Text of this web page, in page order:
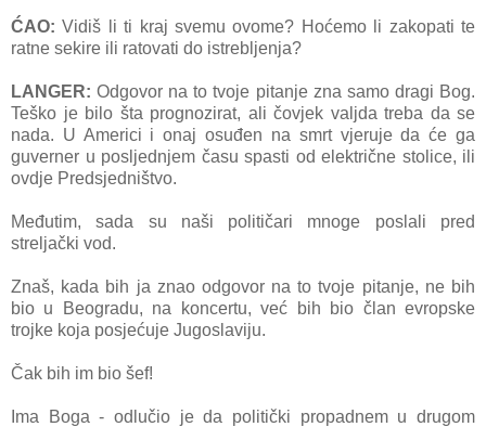
ĆAO: Vidiš li ti kraj svemu ovome? Hoćemo li zakopati te
ratne sekire ili ratovati do istrebljenja?
LANGER: Odgovor na to tvoje pitanje zna samo dragi Bog.
Teško je bilo šta prognozirat, ali čovjek valjda treba da se
nada. U Americi i onaj osuđen na smrt vjeruje da će ga
guverner u posljednjem času spasti od električne stolice, ili
ovdje Predsjedništvo.
Međutim, sada su naši političari mnoge poslali pred
streljački vod.
Znaš, kada bih ja znao odgovor na to tvoje pitanje, ne bih
bio u Beogradu, na koncertu, već bih bio član evropske
trojke koja posjećuje Jugoslaviju.
Čak bih im bio šef!
Ima Boga - odlučio je da politički propadnem u drugom